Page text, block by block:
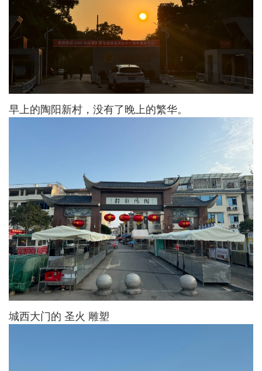
早上的陶阳新村，没有了晚上的繁华。
城西大门的 圣火 雕塑